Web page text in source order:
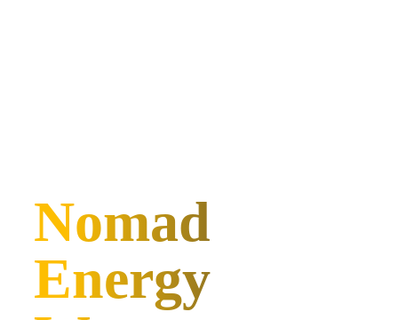
Nomad
Energy